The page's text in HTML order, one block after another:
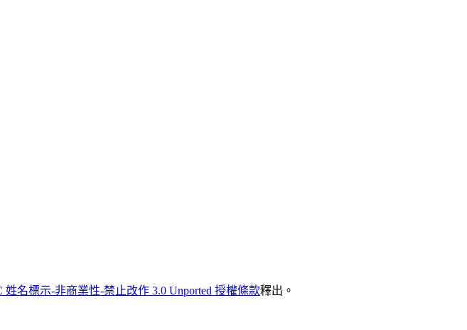
姓名標示-非商業性-禁止改作 3.0 Unported 授權條款釋出。